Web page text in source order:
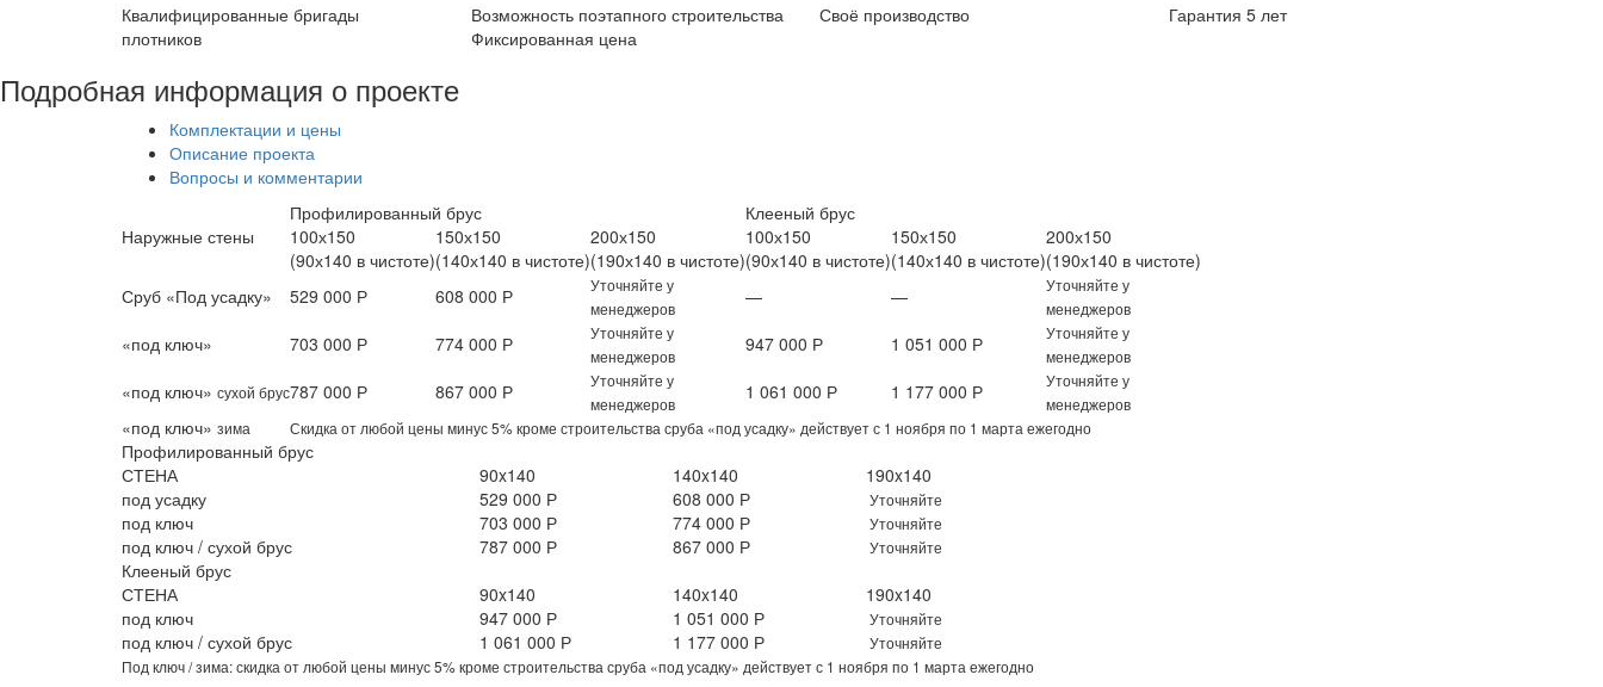
Квалифицированные бригады
плотников
Возможность поэтапного строительства Своё производство
Гарантия 5 лет
Фиксированная цена
Подробная информация о проекте
Комплектации и цены
Описание проекта
Вопросы и комментарии
Наружные стены
Профилированный брус
Клееный брус
100х150
(90х140 в чистоте)
150х150
(140х140 в чистоте)
200х150
(190х140 в чистоте)
100х150
(90х140 в чистоте)
150х150
(140х140 в чистоте)
200х150
(190х140 в чистоте)
Сруб «Под усадку»
529 000 Р 608 000 Р
Уточняйте у
менеджеров
— —
Уточняйте у
менеджеров
«под ключ» 703 000 Р 774 000 Р
Уточняйте у
менеджеров
947 000 Р 1 051 000 Р
Уточняйте у
менеджеров
«под ключ» сухой брус787 000 Р 867 000 Р
Уточняйте у
менеджеров
1 061 000 Р 1 177 000 Р
Уточняйте у
менеджеров
«под ключ» зима Скидка от любой цены минус 5% кроме строительства сруба «под усадку» действует с 1 ноября по 1 марта ежегодно
Профилированный брус
СТЕНА
90x140 140x140
190x140
под усадку
529 000 Р 608 000 Р Уточняйте
под ключ 703 000 Р 774 000 Р Уточняйте
под ключ / сухой брус 787 000 Р 867 000 Р Уточняйте
Клееный брус
СТЕНА
90x140 140x140
190x140
под ключ
947 000 Р 1 051 000 Р Уточняйте
под ключ / сухой брус 1 061 000 Р 1 177 000 Р
Уточняйте
Под ключ / зима: скидка от любой цены минус 5% кроме строительства сруба «под усадку» действует с 1 ноября по 1 марта ежегодно